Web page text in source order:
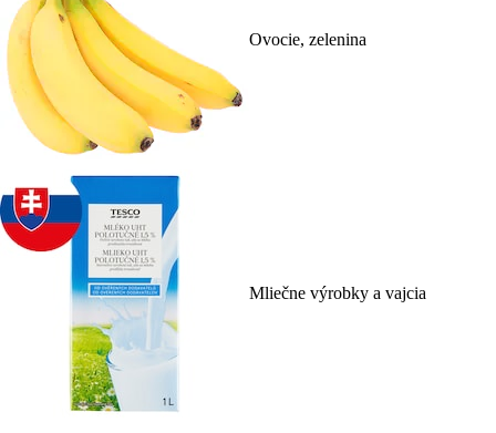
Ovocie, zelenina
Mliečne výrobky a vajcia